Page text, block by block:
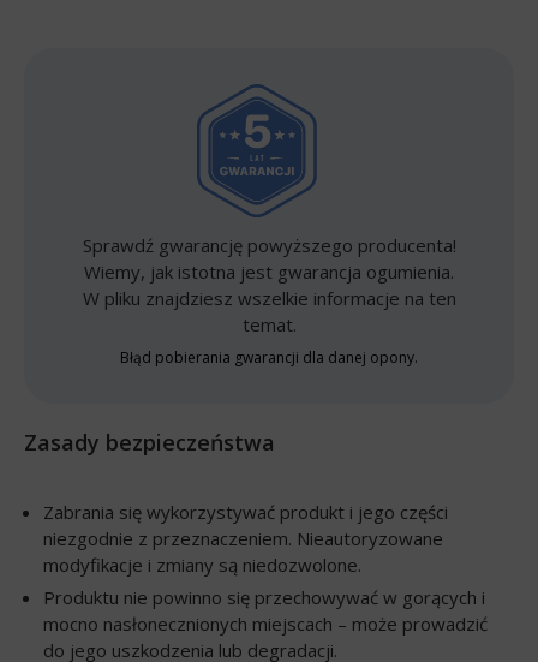
Sprawdź gwarancję powyższego producenta!
Wiemy, jak istotna jest gwarancja ogumienia.
W pliku znajdziesz wszelkie informacje na ten
temat.
Błąd pobierania gwarancji dla danej opony.
Zasady bezpieczeństwa
Zabrania się wykorzystywać produkt i jego części
niezgodnie z przeznaczeniem. Nieautoryzowane
modyfikacje i zmiany są niedozwolone.
Produktu nie powinno się przechowywać w gorących i
mocno nasłonecznionych miejscach – może prowadzić
do jego uszkodzenia lub degradacji.